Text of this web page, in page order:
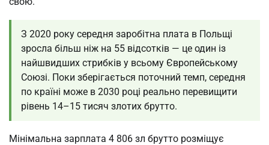
З 2020 року середня заробітна плата в Польщі
зросла більш ніж на 55 відсотків — це один із
найшвидших стрибків у всьому Європейському
Союзі. Поки зберігається поточний темп, середня
по країні може в 2030 році реально перевищити
рівень 14–15 тисяч злотих брутто.
Мінімальна зарплата 4 806 зл брутто розміщує